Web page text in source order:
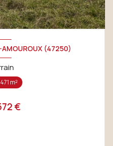
(47250)
m²
€